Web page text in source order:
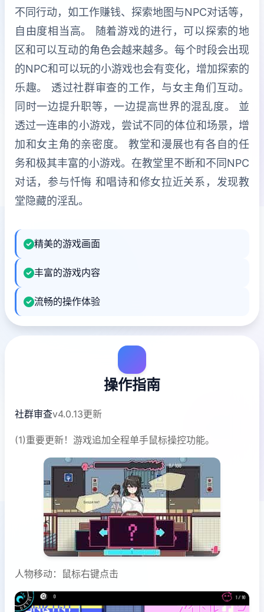
不同行动，如工作赚钱、探索地图与NPC对话等，
自由度相当高。 随着游戏的进行，可以探索的地
区和可以互动的角色会越来越多。每个时段会出现
的NPC和可以玩的小游戏也会有变化，增加探索的
乐趣。 透过社群审查的工作，与女主角们互动。
同时一边提升职等，一边提高世界的混乱度。 並
透过一连串的小游戏，尝试不同的体位和场景，增
加和女主角的亲密度。 教堂和漫展也有各自的任
务和极其丰富的小游戏。在教堂里不断和不同NPC
对话，参与忏悔 和唱诗和修女拉近关系，发现教
堂隐藏的淫乱。
精美的游戏画面
丰富的游戏内容
流畅的操作体验
操作指南
社群审查v4.0.13更新
(1)重要更新！游戏追加全程单手鼠标操控功能。
人物移动：鼠标右键点击